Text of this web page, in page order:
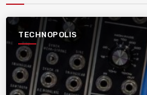
TECHNOPOLIS